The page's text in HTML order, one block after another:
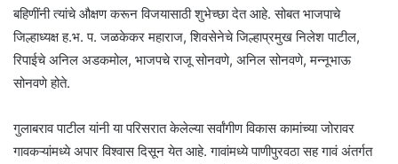
बहिणींनी त्यांचे औक्षण करून विजयासाठी शुभेच्छा देत आहे. सोबत भाजपाचे
जिल्हाध्यक्ष ह.भ. प. जळकेकर महाराज, शिवसेनेचे जिल्हाप्रमुख निलेश पाटील,
रिपाईचे अनिल अडकमोल, भाजपचे राजू सोनवणे, अनिल सोनवणे, मन्नूभाऊ
सोनवणे होते.
गुलाबराव पाटील यांनी या परिसरात केलेल्या सर्वांगीण विकास कामांच्या जोरावर
गावकऱ्यांमध्ये अपार विश्वास दिसून येत आहे. गावांमध्ये पाणीपुरवठा सह गावं अंतर्गत